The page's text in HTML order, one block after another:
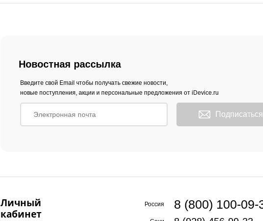
Новостная рассылка
Введите свой Email чтобы получать свежие новости,
новые поступления, акции и персональные предложения от iDevice.ru
Подписаться
Личный
кабинет
Россия 8 (800) 100-09-